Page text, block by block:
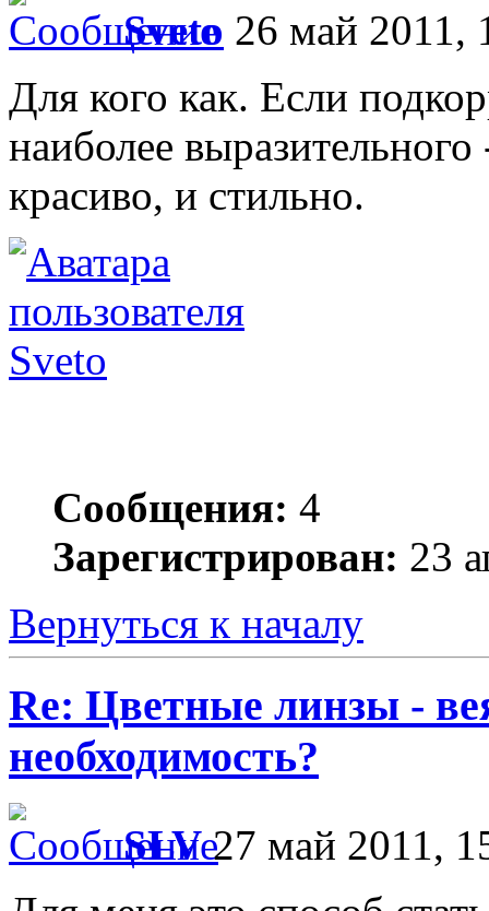
Sveto 26 май 2011,
Для кого как. Если
наиболее
красиво, и стильно.
Sveto
Сообщения: 4
Зарегистрирован: 23
Вернуться к началу
Re: Цветные линзы -
необходимость?
SLV27 май 2011,